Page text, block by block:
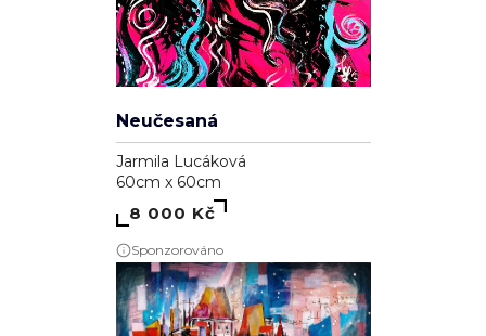
Neučesaná
Jarmila Lucáková
60cm x 60cm
8 000 Kč
Sponzorováno